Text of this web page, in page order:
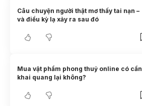
Câu chuyện người thật mơ thấy tai nạn –
và điều kỳ lạ xảy ra sau đó
Mua vật phẩm phong thuỷ online có cần
khai quang lại không?